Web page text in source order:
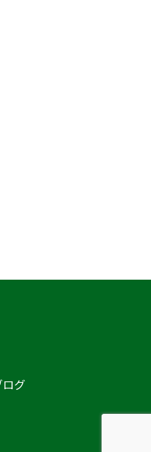
グ